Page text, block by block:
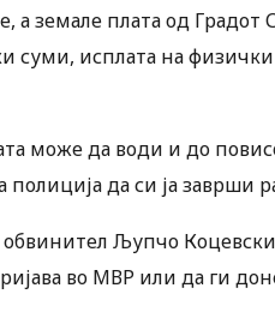
а земале плата од
суми, исплата на
може да води и до
да си ја заврши
Љупчо
во МВР или да ги